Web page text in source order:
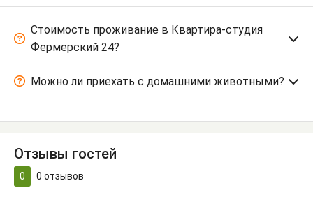
Стоимость проживание в Квартира-студия
Фермерский 24?
Можно ли приехать с домашними животными?
Отзывы гостей
0 0 отзывов